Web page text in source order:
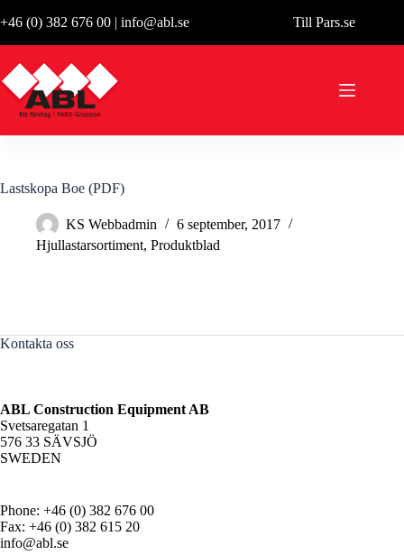
till
+46 (0) 382 676 00 | info@abl.se Till Pars.se
Lastskopa Boe (PDF)
KS Webbadmin
6 september, 2017
Hjullastarsortiment, Produktblad
Kontakta oss
ABL Construction Equipment AB
Svetsaregatan 1
576 33 SÄVSJÖ
SWEDEN
Phone: +46 (0) 382 676 00
Fax: +46 (0) 382 615 20
info@abl.se